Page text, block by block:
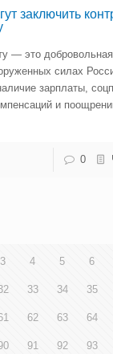
заключить
— это
силах
зарплаты,
и
0
3 4 5 6
33 34 35
62 63 64
91 92 93